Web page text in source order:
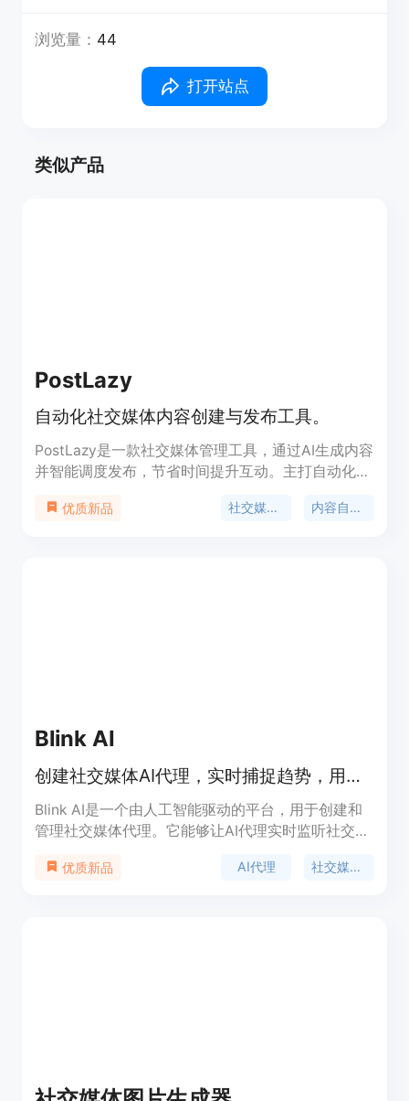
浏览量： 44
打开站点
类似产品
PostLazy
自动化社交媒体内容创建与发布工具。
PostLazy是一款社交媒体管理工具，通过AI生成内容
并智能调度发布，节省时间提升互动。主打自动化社
理效率。
优质新品 社交媒体管理 内容自动化
Blink AI
创建社交媒体AI代理，实时捕捉趋势，用你的声音发布内容
Blink AI是一个由人工智能驱动的平台，用于创建和
管理社交媒体代理。它能够让AI代理实时监听社交媒
要优点包括可定制声音风格、实现有机互动、能在短
优质新品 AI代理 社交媒体自动化